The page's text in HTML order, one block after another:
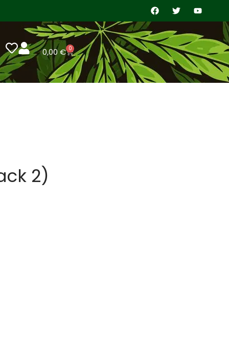
0,00€ 0
2)